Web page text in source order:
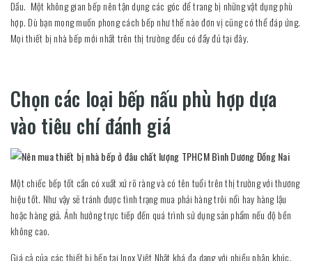
Dầu. Một không gian bếp nên tận dụng các góc để trang bị những vật dụng phù
hợp. Dù bạn mong muốn phong cách bếp như thế nào đơn vị cũng có thể đáp ứng.
Mọi thiết bị nhà bếp mới nhất trên thị trường đều có đầy đủ tại đây.
Chọn các loại bếp nấu phù hợp dựa
vào tiêu chí đánh giá
Một chiếc bếp tốt cần có xuất xứ rõ ràng và có tên tuổi trên thị trường với thương
hiệu tốt. Như vậy sẽ tránh được tình trạng mua phải hàng trôi nổi hay hàng lậu
hoặc hàng giả. Ảnh hưởng trực tiếp đến quá trình sử dụng sản phẩm nếu độ bền
không cao.
Giá cả của các thiết bị bếp tại Inox Việt Nhật khá đa dạng với nhiều phân khúc.